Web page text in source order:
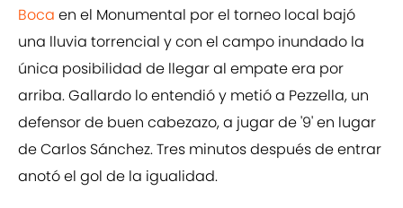
Boca en el Monumental por el torneo local bajó
una lluvia torrencial y con el campo inundado la
única posibilidad de llegar al empate era por
arriba. Gallardo lo entendió y metió a Pezzella, un
defensor de buen cabezazo, a jugar de '9' en lugar
de Carlos Sánchez. Tres minutos después de entrar
anotó el gol de la igualidad.